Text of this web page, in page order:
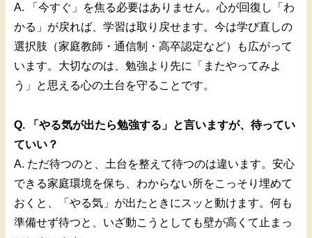
A. 「今すぐ」を焦る必要はありません。心が回復し「わ
かる」が戻れば、学習は取り戻せます。今は学び直しの
選択肢（家庭教師・通信制・高卒認定など）も広がって
います。大切なのは、勉強より先に「またやってみよ
う」と思える心の土台を守ることです。
Q. 「やる気が出たら勉強する」と言いますが、待ってい
ていい？
A. ただ待つのと、土台を整えて待つのは違います。安心
できる家庭環境を保ち、わからない所をこっそり埋めて
おくと、「やる気」が出たときにスッと動けます。何も
準備せず待つと、いざ動こうとしても壁が高くて止まっ